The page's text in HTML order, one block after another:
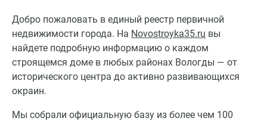
Добро пожаловать в единый реестр первичной
недвижимости города. На Novostroyka35.ru вы
найдете подробную информацию о каждом
строящемся доме в любых районах Вологды — от
исторического центра до активно развивающихся
окраин.
Мы собрали официальную базу из более чем 100